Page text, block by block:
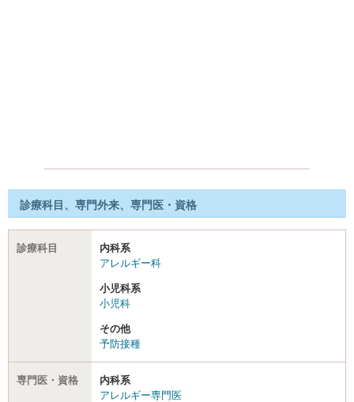
診療科目、専門外来、専門医・資格
診療科目
内科系
アレルギー科
小児科系
小児科
その他
予防接種
専門医・資格
内科系
アレルギー専門医